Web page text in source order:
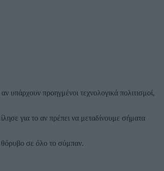
υπάρχουν προηγμένοι τεχνολογικά πολιτισμοί,
για το αν πρέπει να μεταδίνουμε σήματα
θόρυβο σε όλο το σύμπαν.